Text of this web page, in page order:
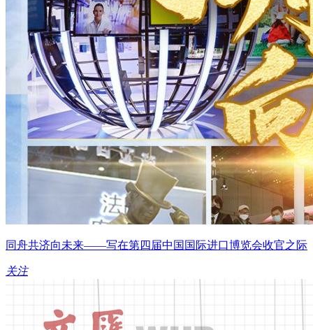
同舟共济向未来——写在第四届中国国际进口博览会收官之际
关注